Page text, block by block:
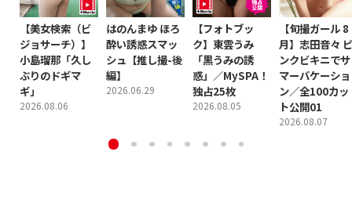
【美女検索（ビ
ジョサーチ）】
小島瑠那「久し
ぶりのドギマ
ギ」
2026.08.06
はのんまゆ ほろ
酔い誘惑スマッ
シュ【推し撮-後
編】
2026.06.29
【フォトブッ
ク】東雲うみ
「黒うみの誘
惑」／MySPA！
独占25枚
2026.08.05
【旬撮ガール 8
月】志田音々 ピ
ンクビキニでサ
マーバケーショ
ン／全100カッ
ト公開01
2026.08.07